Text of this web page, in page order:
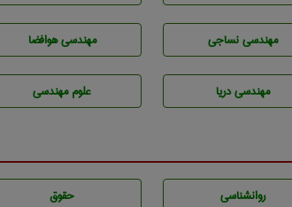
مهندسي نساجی مهندسی هوافضا
مهندسی دریا علوم مهندسی
روانشناسی حقوق